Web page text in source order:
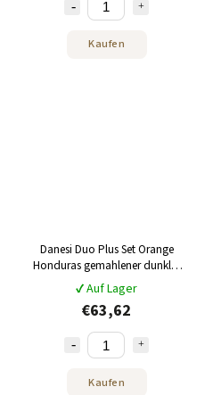
Kaufen
Danesi Duo Plus Set Orange
Honduras gemahlener dunkler
Kassettenkaffee 250 g + 2 Tassen
und 2 Untertassen - orange
✔ Auf Lager
€63,62
Kaufen